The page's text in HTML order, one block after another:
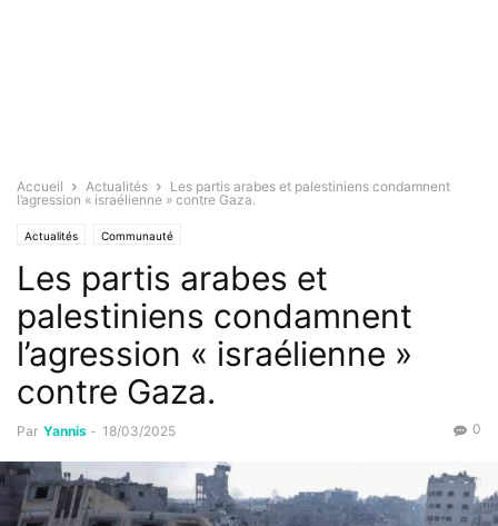
Accueil Actualités
Les partis arabes et palestiniens condamnent
l’agression « israélienne » contre Gaza.
Actualités Communauté
Les partis arabes et
palestiniens condamnent
l’agression « israélienne »
contre Gaza.
Par Yannis - 18/03/2025 0